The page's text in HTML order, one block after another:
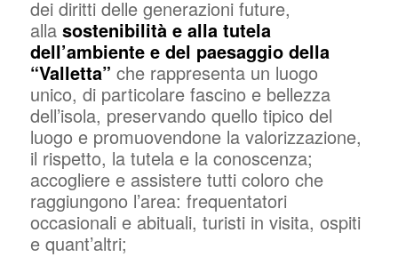
dei diritti delle generazioni future,
alla sostenibilità e alla tutela
dell’ambiente e del paesaggio della
“Valletta” che rappresenta un luogo
unico, di particolare fascino e bellezza
dell’isola, preservando quello tipico del
luogo e promuovendone la valorizzazione,
il rispetto, la tutela e la conoscenza;
accogliere e assistere tutti coloro che
raggiungono l’area: frequentatori
occasionali e abituali, turisti in visita, ospiti
e quant’altri;